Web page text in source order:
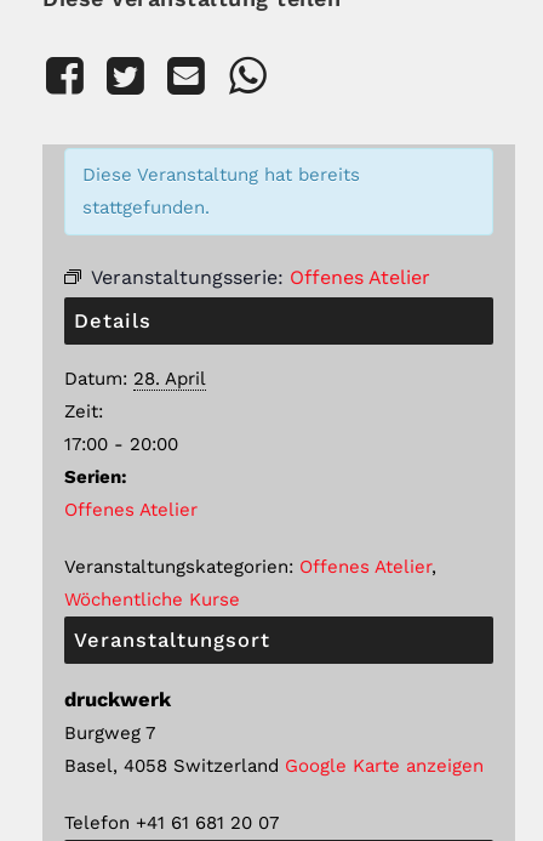
Diese Veranstaltung hat bereits
stattgefunden.
Veranstaltungsserie: Offenes Atelier
Details
Datum: 28. April
Zeit:
17:00 - 20:00
Serien:
Offenes Atelier
Veranstaltungskategorien: Offenes Atelier,
Wöchentliche Kurse
Veranstaltungsort
druckwerk
Burgweg 7
Basel, 4058 Switzerland Google Karte anzeigen
Telefon +41 61 681 20 07